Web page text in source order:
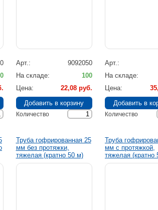
Арт.
9092050
На складе
100
Цена
22,08 руб.
Количество
Арт.
На складе
Цена
Количество
Труба гофрированная 25
мм без протяжки,
тяжелая (кратно 50 м)
Труба
мм с протяжкой,
тяжелая (кратно